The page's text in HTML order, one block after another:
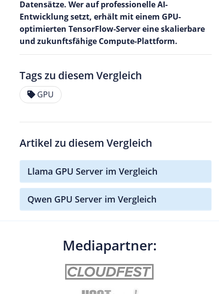
Datensätze. Wer auf professionelle AI-
Entwicklung setzt, erhält mit einem GPU-
optimierten TensorFlow-Server eine skalierbare
und zukunftsfähige Compute-Plattform.
Tags zu diesem Vergleich
GPU
Artikel zu diesem Vergleich
Llama GPU Server im Vergleich
Qwen GPU Server im Vergleich
Mediapartner: